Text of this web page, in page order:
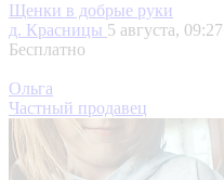
Щенки в добрые руки
д. Красницы 5 августа, 09:27
Бесплатно
Ольга
Частный продавец